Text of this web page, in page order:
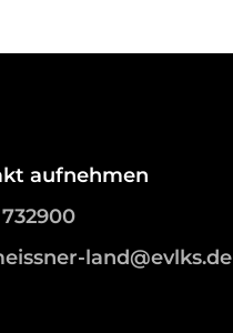
aufnehmen
732900
land@evlks.de